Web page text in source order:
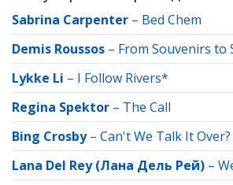
Sabrina Carpenter – Bed Chem
Demis Roussos – From Souvenirs to
Lykke Li – I Follow Rivers*
Regina Spektor – The Call
Bing Crosby– Can't We Talk It Over?
Lana Del Rey (Лана Дель Рей) –